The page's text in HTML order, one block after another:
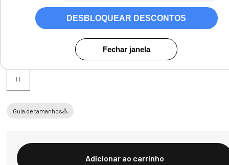
DESBLOQUEAR DESCONTOS
Fechar janela
U
Guia de tamanhos
Adicionar ao carrinho